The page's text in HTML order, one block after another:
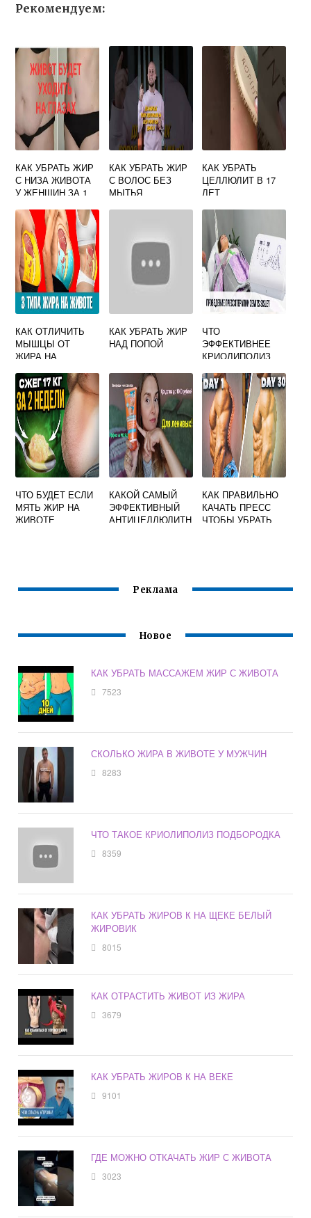
Рекомендуем:
КАК УБРАТЬ ЖИР
С НИЗА ЖИВОТА
У ЖЕНЩИН ЗА 1
КАК УБРАТЬ ЖИР
С ВОЛОС БЕЗ
МЫТЬЯ
КАК УБРАТЬ
ЦЕЛЛЮЛИТ В 17
ЛЕТ
КАК ОТЛИЧИТЬ
МЫШЦЫ ОТ
ЖИРА НА
КАК УБРАТЬ ЖИР
НАД ПОПОЙ
ЧТО
ЭФФЕКТИВНЕЕ
КРИОЛИПОЛИЗ
ЛИПОЛИЗ
ЧТО БУДЕТ ЕСЛИ
МЯТЬ ЖИР НА
ЖИВОТЕ
КАКОЙ САМЫЙ
ЭФФЕКТИВНЫЙ
АНТИЦЕЛЛЮЛИТН
КАК ПРАВИЛЬНО
КАЧАТЬ ПРЕСС
ЧТОБЫ УБРАТЬ
Реклама
Новое
КАК УБРАТЬ МАССАЖЕМ ЖИР С ЖИВОТА
7523
СКОЛЬКО ЖИРА В ЖИВОТЕ У МУЖЧИН
8283
ЧТО ТАКОЕ КРИОЛИПОЛИЗ ПОДБОРОДКА
8359
КАК УБРАТЬ ЖИРОВ К НА ЩЕКЕ БЕЛЫЙ
ЖИРОВИК
8015
КАК ОТРАСТИТЬ ЖИВОТ ИЗ ЖИРА
3679
КАК УБРАТЬ ЖИРОВ К НА ВЕКЕ
9101
ГДЕ МОЖНО ОТКАЧАТЬ ЖИР С ЖИВОТА
3023